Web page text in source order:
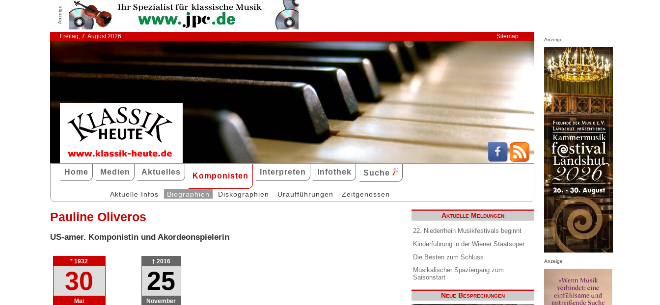
Anzeige
Freitag, 7. August 2026 Sitemap
Home Medien Aktuelles Komponisten Interpreten Infothek Suche
Aktuelle Infos Biographien Diskographien Uraufführungen Zeitgenossen
Pauline Oliveros
US-amer. Komponistin und Akordeonspielerin
* 1932
30
Mai
† 2016
25
November
Aktuelle Meldungen
22. Niederrhein Musikfestivals beginnt
Kinderführung in der Wiener Staatsoper
Die Besten zum Schluss
Musikalischer Spaziergang zum
Saisonstart
Neue Besprechungen
Anzeige
Anzeige